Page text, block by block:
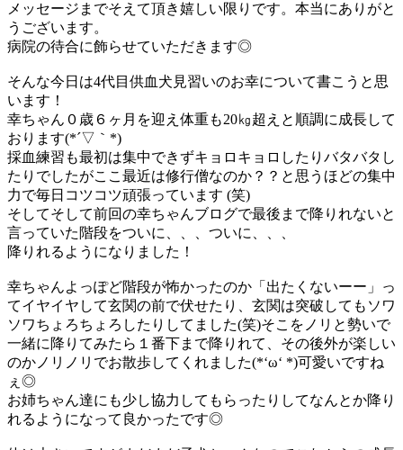
メッセージまでそえて頂き嬉しい限りです。本当にありがと
うございます。
病院の待合に飾らせていただきます◎
そんな今日は4代目供血犬見習いのお幸について書こうと思
います！
幸ちゃん０歳６ヶ月を迎え体重も20㎏超えと順調に成長して
おります(*´▽｀*)
採血練習も最初は集中できずキョロキョロしたりバタバタし
たりでしたがここ最近は修行僧なのか？？と思うほどの集中
力で毎日コツコツ頑張っています (笑)
そしてそして前回の幸ちゃんブログで最後まで降りれないと
言っていた階段をついに、、、ついに、、、
降りれるようになりました！
幸ちゃんよっぽど階段が怖かったのか「出たくないーー」っ
てイヤイヤして玄関の前で伏せたり、玄関は突破してもソワ
ソワちょろちょろしたりしてました(笑)そこをノリと勢いで
一緒に降りてみたら１番下まで降りれて、その後外が楽しい
のかノリノリでお散歩してくれました(*‘ω‘ *)可愛いですね
ぇ◎
お姉ちゃん達にも少し協力してもらったりしてなんとか降り
れるようになって良かったです◎